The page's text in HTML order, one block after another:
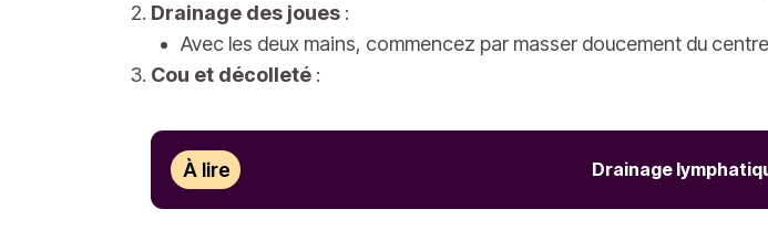
Drainage des joues :
Avec les deux mains, commencez par masser doucement du
Cou et décolleté :
À lire Drainage